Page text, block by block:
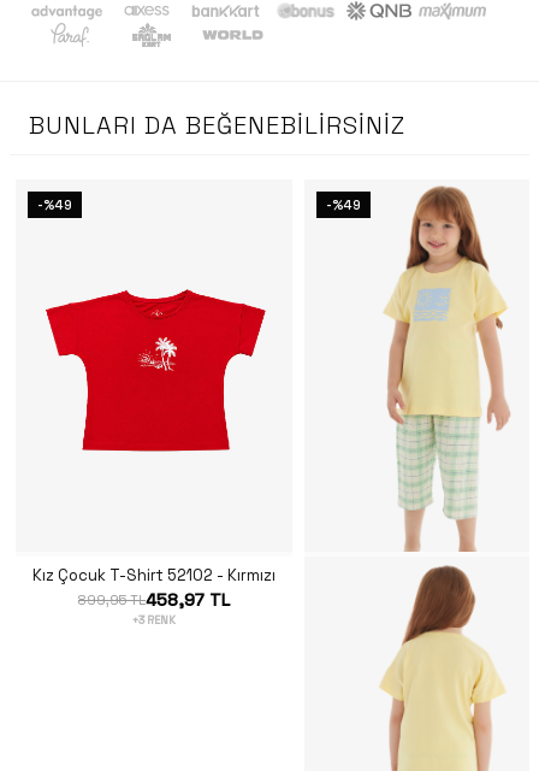
BUNLARI DA BEĞENEBILIRSINIZ
-%49
Kız Çocuk T-Shirt 52102 - Kırmızı
899,95 TL458,97 TL
+3 RENK
-%49